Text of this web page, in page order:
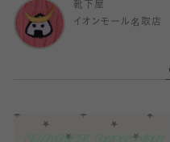
靴下屋
イオンモール名取店